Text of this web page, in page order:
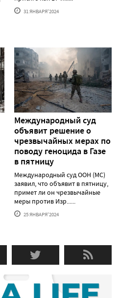
31 ЯНВАРЯ'2024
Международный суд
объявит решение о
чрезвычайных мерах по
поводу геноцида в Газе
в пятницу
Международный суд ООН (МС)
заявил, что объявит в пятницу,
примет ли он чрезвычайные
меры против Изр......
25 ЯНВАРЯ'2024